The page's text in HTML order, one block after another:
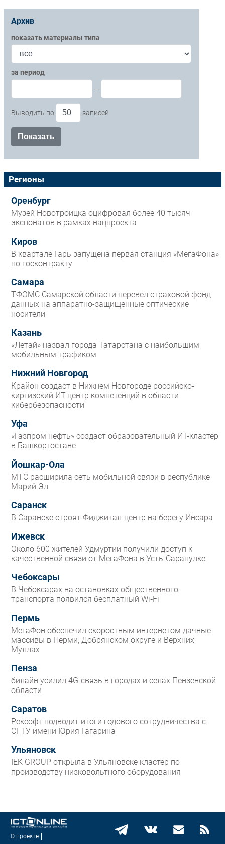
Архив
показать материалы типа
за период
—
Выводить по записей
Регионы
Оренбург
Музей Новотроицка оцифровал более 40 тысяч
экспонатов в рамках нацпроекта
Киров
В квартале Гарь запущена первая станция «МегаФона»
по госконтракту
Самара
ТФОМС Самарской области перевел страховой фонд
данных на аппаратно-защищенные оптические
носители
Казань
«Летай» назвал города Татарстана с наибольшим
мобильным трафиком
Нижний Новгород
Крайон создаст в Нижнем Новгороде российско-
киргизский ИТ-центр компетенций в области
кибербезопасности
Уфа
«Газпром нефть» создаст образовательный ИТ-кластер
в Башкортостане
Йошкар-Ола
МТС расширила сеть мобильной связи в республике
Марий Эл
Саранск
В Саранске строят Фиджитал-центр на берегу Инсара
Ижевск
Около 600 жителей Удмуртии получили доступ к
качественной связи от МегаФона в Усть-Сарапулке
Чебоксары
В Чебоксарах на остановках общественного
транспорта появился бесплатный Wi‑Fi
Пермь
МегаФон обеспечил скоростным интернетом дачные
массивы в Перми, Добрянском округе и Верхних
Муллах
Пенза
билайн усилил 4G-связь в городах и селах Пензенской
области
Саратов
Рексофт подводит итоги годового сотрудничества с
СГТУ имени Юрия Гагарина
Ульяновск
IEK GROUP открыла в Ульяновске кластер по
производству низковольтного оборудования
О проекте